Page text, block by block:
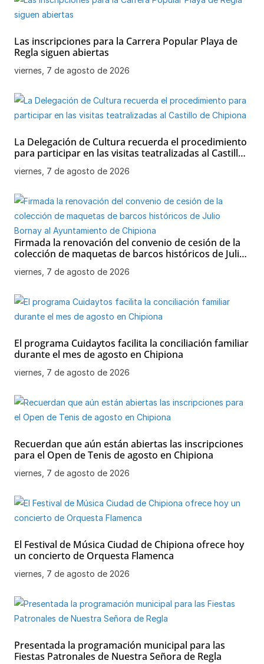
Las inscripciones para la Carrera Popular Playa de
Regla siguen abiertas
viernes, 7 de agosto de 2026
La Delegación de Cultura recuerda el procedimiento
para participar en las visitas teatralizadas al Castillo
de Chipiona
viernes, 7 de agosto de 2026
Firmada la renovación del convenio de cesión de la
colección de maquetas de barcos históricos de Julio
Bornay al Ayuntamiento de Chipiona
viernes, 7 de agosto de 2026
El programa Cuidaytos facilita la conciliación familiar
durante el mes de agosto en Chipiona
viernes, 7 de agosto de 2026
Recuerdan que aún están abiertas las inscripciones
para el Open de Tenis de agosto en Chipiona
viernes, 7 de agosto de 2026
El Festival de Música Ciudad de Chipiona ofrece hoy
un concierto de Orquesta Flamenca
viernes, 7 de agosto de 2026
Presentada la programación municipal para las
Fiestas Patronales de Nuestra Señora de Regla